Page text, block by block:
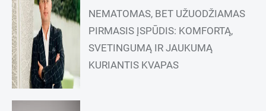
NEMATOMAS, BET UŽUODŽIAMAS
PIRMASIS ĮSPŪDIS: KOMFORTĄ,
SVETINGUMĄ IR JAUKUMĄ
KURIANTIS KVAPAS